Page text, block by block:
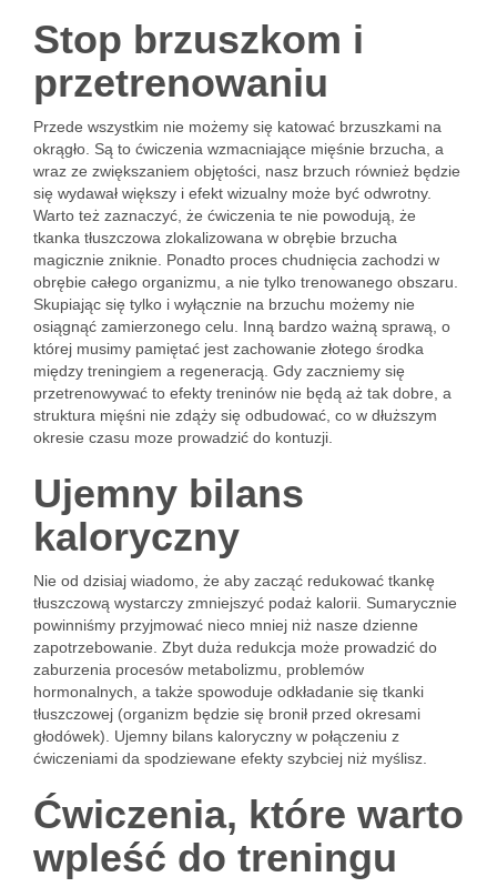
Stop brzuszkom i
przetrenowaniu
Przede wszystkim nie możemy się katować brzuszkami na
okrągło. Są to ćwiczenia wzmacniające mięśnie brzucha, a
wraz ze zwiększaniem objętości, nasz brzuch również będzie
się wydawał większy i efekt wizualny może być odwrotny.
Warto też zaznaczyć, że ćwiczenia te nie powodują, że
tkanka tłuszczowa zlokalizowana w obrębie brzucha
magicznie zniknie. Ponadto proces chudnięcia zachodzi w
obrębie całego organizmu, a nie tylko trenowanego obszaru.
Skupiając się tylko i wyłącznie na brzuchu możemy nie
osiągnąć zamierzonego celu. Inną bardzo ważną sprawą, o
której musimy pamiętać jest zachowanie złotego środka
między treningiem a regeneracją. Gdy zaczniemy się
przetrenowywać to efekty treninów nie będą aż tak dobre, a
struktura mięśni nie zdąży się odbudować, co w dłuższym
okresie czasu moze prowadzić do kontuzji.
Ujemny bilans
kaloryczny
Nie od dzisiaj wiadomo, że aby zacząć redukować tkankę
tłuszczową wystarczy zmniejszyć podaż kalorii. Sumarycznie
powinniśmy przyjmować nieco mniej niż nasze dzienne
zapotrzebowanie. Zbyt duża redukcja może prowadzić do
zaburzenia procesów metabolizmu, problemów
hormonalnych, a także spowoduje odkładanie się tkanki
tłuszczowej (organizm będzie się bronił przed okresami
głodówek). Ujemny bilans kaloryczny w połączeniu z
ćwiczeniami da spodziewane efekty szybciej niż myślisz.
Ćwiczenia, które warto
wpleść do treningu